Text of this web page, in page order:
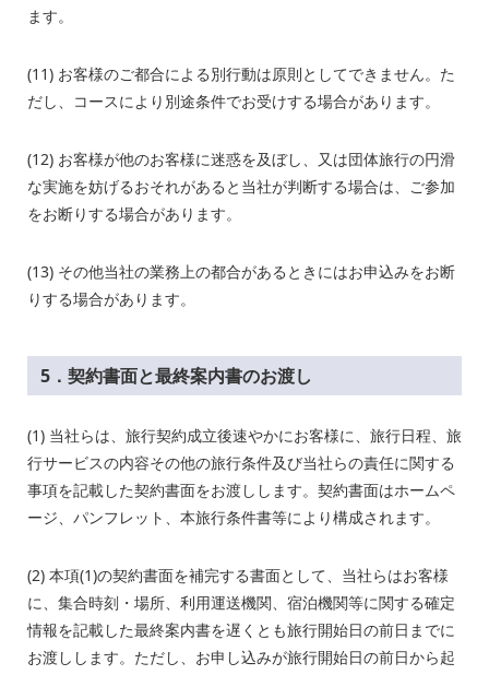
ます。
(11) お客様のご都合による別行動は原則としてできません。た
だし、コースにより別途条件でお受けする場合があります。
(12) お客様が他のお客様に迷惑を及ぼし、又は団体旅行の円滑
な実施を妨げるおそれがあると当社が判断する場合は、ご参加
をお断りする場合があります。
(13) その他当社の業務上の都合があるときにはお申込みをお断
りする場合があります。
5．契約書面と最終案内書のお渡し
(1) 当社らは、旅行契約成立後速やかにお客様に、旅行日程、旅
行サービスの内容その他の旅行条件及び当社らの責任に関する
事項を記載した契約書面をお渡しします。契約書面はホームペ
ージ、パンフレット、本旅行条件書等により構成されます。
(2) 本項(1)の契約書面を補完する書面として、当社らはお客様
に、集合時刻・場所、利用運送機関、宿泊機関等に関する確定
情報を記載した最終案内書を遅くとも旅行開始日の前日までに
お渡しします。ただし、お申し込みが旅行開始日の前日から起